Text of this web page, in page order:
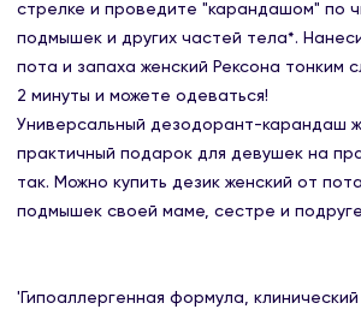
стрелке и проведите "карандашом" по
подмышек и других частей тела*.
пота и запаха женский Рексона тонким
2 минуты и можете одеваться!
Универсальный дезодорант-карандаш
практичный подарок для девушек на
так. Можно купить дезик женский от
подмышек своей маме, сестре и
'Гипоаллергенная формула,